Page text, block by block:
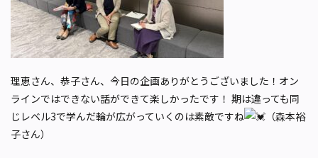
理恵さん、恭子さん、今日の企画ありがとうございました！オン
ラインではできない話ができて楽しかったです！ 期は違っても同
じレベル3で学んだ輪が広がっていくのは素敵ですね
（森本裕
子さん）